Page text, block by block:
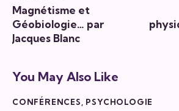
Magnétisme et
Géobiologie… par
Jacques Blanc
You May Also Like
CONFÉRENCES PSYCHOLOGIE